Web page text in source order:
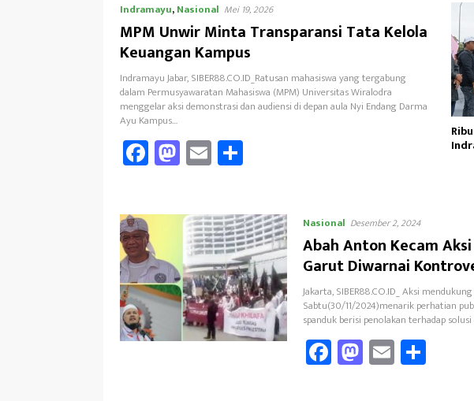
Indramayu,Nasional Mei 19, 2026
MPM Unwir Minta Transparansi Tata Kelola
Keuangan Kampus
Indramayu Jabar, SIBER88.CO.ID_Ratusan mahasiswa yang tergabung
dalam Permusyawaratan Mahasiswa (MPM) Universitas Wiralodra
menggelar aksi demonstrasi dan audiensi di depan aula Nyi Endang Darma
Ayu Kampus…
Fa
ce
b
oo
k
M
as
to
d
o
n
E
m
ail e Nasional Desember 2, 2024
Abah Anton Kecam
Garut Diwarnai
Jakarta, SIBER88.CO.ID_ Aksi
Sabtu(30/11/2024)menarik perhatian
spanduk berisi penolakan terhadap
Fa
ce
M
as
E
m
Sh
ar